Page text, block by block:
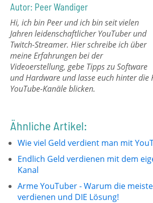
Autor: Peer Wandiger
Hi, ich bin Peer und ich bin seit vielen
Jahren leidenschaftlicher YouTuber und
Twitch-Streamer. Hier schreibe ich über
meine Erfahrungen bei der
Videoerstellung, gebe Tipps zu Software
und Hardware und lasse euch hinter die
YouTube-Kanäle blicken.
Ähnliche Artikel:
Wie viel Geld verdient man mit
Endlich Geld verdienen mit dem
Kanal
Arme YouTuber - Warum die
verdienen und DIE Lösung!